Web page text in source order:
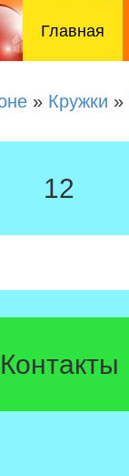
Главная
» Кружки »
12
Контакты